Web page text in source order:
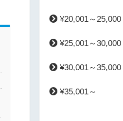
¥20,001～25,000
¥25,001～30,000
¥30,001～35,000
¥35,001～